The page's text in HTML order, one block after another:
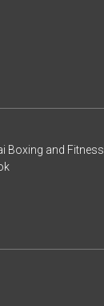
Boxing and Fitness